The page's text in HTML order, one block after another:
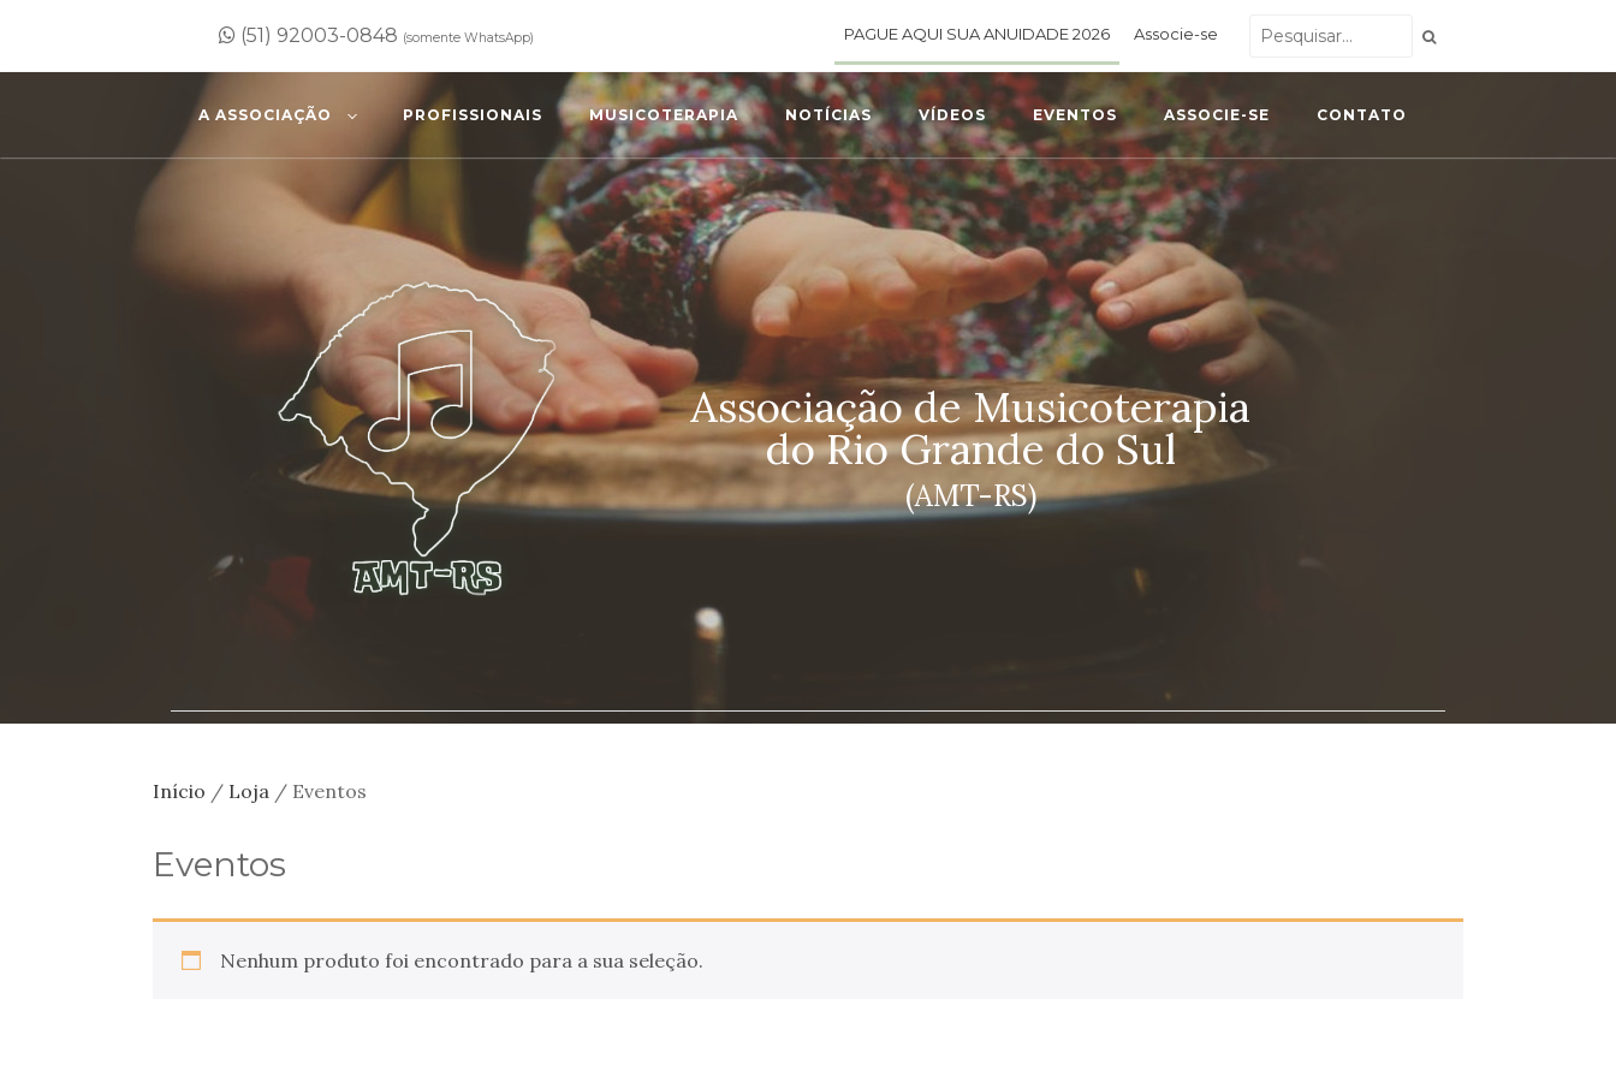
(51) 92003-0848 (somente WhatsApp) PAGUE AQUI SUA ANUIDADE 2026 Associe-se
A ASSOCIAÇÃO PROFISSIONAIS MUSICOTERAPIA NOTÍCIAS VÍDEOS EVENTOS ASSOCIE-SE CONTATO
Associação de Musicoterapia
do Rio Grande do Sul
(AMT-RS)
Início / Loja / Eventos
Eventos
Nenhum produto foi encontrado para a sua seleção.